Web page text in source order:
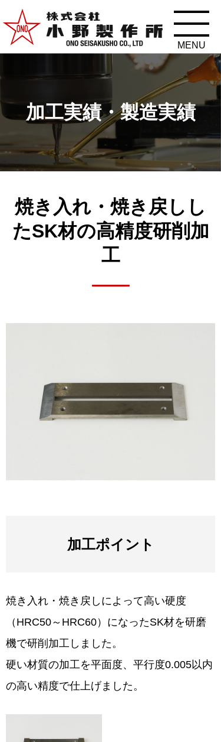
加工実績・製造実績
焼き入れ・焼き戻しし
たSK材の高精度研削加
工
加工ポイント
焼き入れ・焼き戻しによって高い硬度
（HRC50～HRC60）になったSK材を研磨
機で研削加工しました。
硬い材質の加工を平面度、平行度0.005以内
の高い精度で仕上げました。